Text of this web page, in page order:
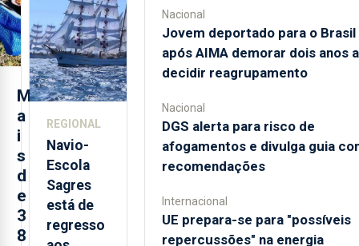
M
a
i
s
d
e
3
8
loja em
São
Sebastião
e cria 30
postos de
REGIONAL
Navio-
Escola
Sagres
está de
regresso
Nacional
Jovem deportado para o Brasil
após AIMA demorar dois anos a
decidir reagrupamento
Nacional
DGS alerta para risco de
afogamentos e divulga guia
recomendações
Internacional
UE prepara-se para "possíveis
repercussões" na energia